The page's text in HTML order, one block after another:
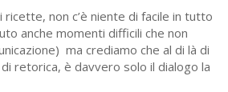
ricette, non c’è niente di facile in tutto
anche momenti difficili che non
ma crediamo che al di là di
retorica, è davvero solo il dialogo la